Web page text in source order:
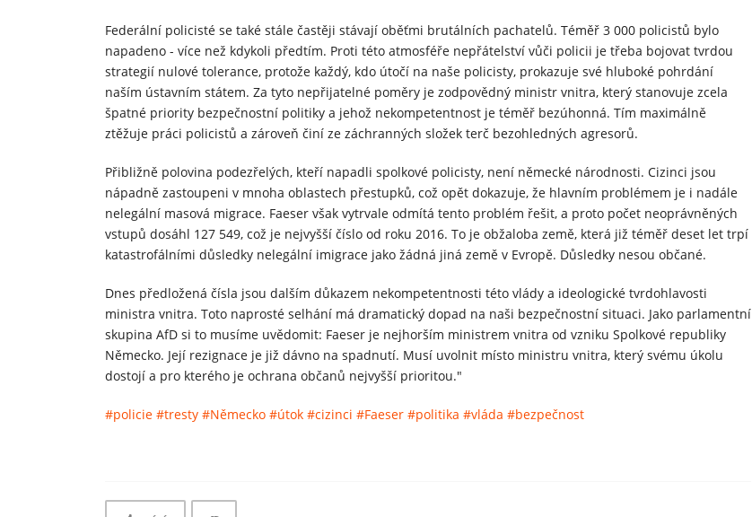
Federální policisté se také stále častěji stávají oběťmi brutálních pachatelů. Téměř 3 000 policistů bylo
napadeno - více než kdykoli předtím. Proti této atmosféře nepřátelství vůči policii je třeba bojovat tvrdou
strategií nulové tolerance, protože každý, kdo útočí na naše policisty, prokazuje své hluboké pohrdání
naším ústavním státem. Za tyto nepřijatelné poměry je zodpovědný ministr vnitra, který stanovuje zcela
špatné priority bezpečnostní politiky a jehož nekompetentnost je téměř bezúhonná. Tím maximálně
ztěžuje práci policistů a zároveň činí ze záchranných složek terč bezohledných agresorů.
Přibližně polovina podezřelých, kteří napadli spolkové policisty, není německé národnosti. Cizinci jsou
nápadně zastoupeni v mnoha oblastech přestupků, což opět dokazuje, že hlavním problémem je i nadále
nelegální masová migrace. Faeser však vytrvale odmítá tento problém řešit, a proto počet neoprávněných
vstupů dosáhl 127 549, což je nejvyšší číslo od roku 2016. To je obžaloba země, která již téměř deset let trpí
katastrofálními důsledky nelegální imigrace jako žádná jiná země v Evropě. Důsledky nesou občané.
Dnes předložená čísla jsou dalším důkazem nekompetentnosti této vlády a ideologické tvrdohlavosti
ministra vnitra. Toto naprosté selhání má dramatický dopad na naši bezpečnostní situaci. Jako parlamentní
skupina AfD si to musíme uvědomit: Faeser je nejhorším ministrem vnitra od vzniku Spolkové republiky
Německo. Její rezignace je již dávno na spadnutí. Musí uvolnit místo ministru vnitra, který svému úkolu
dostojí a pro kterého je ochrana občanů nejvyšší prioritou."
#policie #tresty #Německo #útok #cizinci #Faeser #politika #vláda #bezpečnost